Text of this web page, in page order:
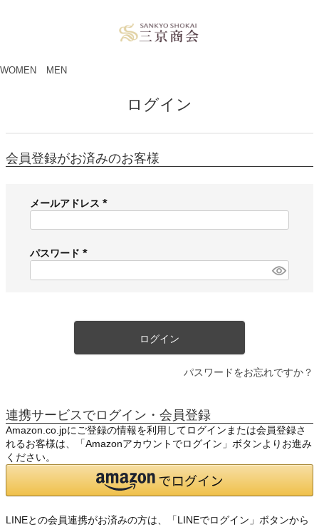
WOMEN MEN
ログイン
会員登録がお済みのお客様
メールアドレス
必
)
パスワード
必
ログイン
パスワードをお忘れですか？
連携サービスでログイン・会員登録
Amazon.co.jpにご登録の情報を利用してログインまたは会員登録さ
れるお客様は、「Amazonアカウントでログイン」ボタンよりお進み
ください。
LINEとの会員連携がお済みの方は、「LINEでログイン」ボタンから